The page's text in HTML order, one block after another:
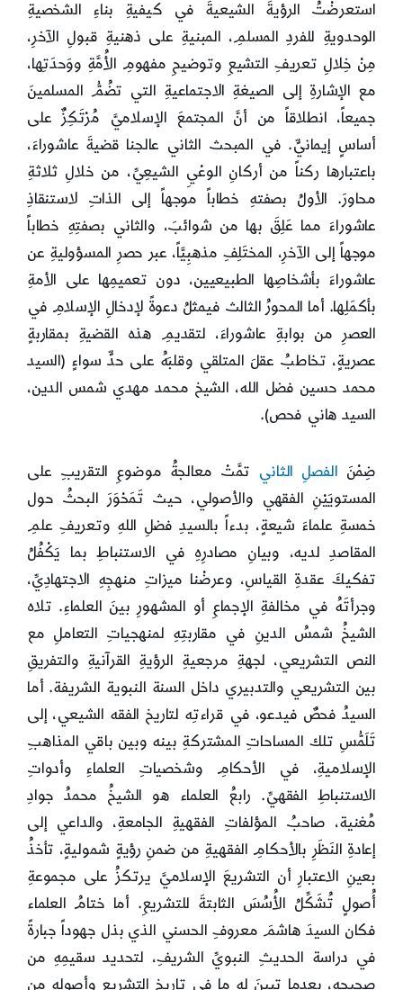
استعرضْتُ الرؤيةَ الشيعيةَ في كيفيةِ بناءِ الشخصيةِ
الوحدويةِ للفردِ المسلمِ، المبنيةِ على ذهنيةِ قبولِ الآخرِ،
مِنْ خِلالِ تعريفِ التشيعِ وتوضيحِ مفهومِ الأُمَّةِ ووَحدَتِها،
مع الإشارةِ إلى الصيغةِ الاجتماعيةِ التي تضُمُّ المسلمينَ
جميعاً، انطلاقاً من أنَّ المجتمعَ الإسلاميَّ مُرْتَكِزٌ على
أساسٍ إيمانيٍّ. في المبحث الثاني عالجنا قضيةَ عاشوراءَ،
باعتبارها ركناً من أركانِ الوعْيِ الشيعِيِّ، من خلالِ ثلاثةِ
محاورَ. الأولُ بصفتهِ خطاباً موجهاً إلى الذاتِ لاستنقاذِ
عاشوراءَ مما عَلِقَ بها من شوائبَ، والثاني بصفتِهِ خطاباً
موجهاً إلى الآخرِ، المختَلِفِ مذهبِيَّاً، عبر حصرِ المسؤوليةِ عن
عاشوراءَ بأشخاصِها الطبيعيين، دون تعميمِها على الأمةِ
بأكمَلِها. أما المحورُ الثالث فيمثلُ دعوةً لإدخالِ الإسلامِ في
العصرِ من بوابةِ عاشوراءَ، لتقديمِ هذه القضيةِ بمقاربةٍ
عصريةٍ، تخاطبُ عقلَ المتلقي وقلبَهُ على حدٍّ سواءٍ (السيد
محمد حسين فضل الله، الشيخ محمد مهدي شمس الدين،
السيد هاني فحص).
ضِمْنَ الفصلِ الثاني تمَّتْ معالجةُ موضوعِ التقريبِ على
المستويَيْنِ الفقهي والأصولي، حيث تَمَحْوَرَ البحثُ حول
خمسةِ علماءَ شيعةٍ، بدءاً بالسيدِ فضلِ اللهِ وتعريفِ علمِ
المقاصدِ لديه، وبيانِ مصادرِهِ في الاستنباطِ بما يَكْفُلُ
تفكيكَ عقدةِ القياسِ، وعرضْنا ميزاتِ منهجِهِ الاجتهادِيِّ،
وجرأتَهُ في مخالفةِ الإجماعِ أو المشهورِ بينَ العلماءِ. تلاه
الشيخُ شمسُ الدينِ في مقاربتِهِ لمنهجياتِ التعاملِ مع
النص التشريعي، لجهةِ مرجعيةِ الرؤيةِ القرآنيةِ والتفريقِ
بين التشريعي والتدبيري داخل السنة النبوية الشريفة. أما
السيدُ فحصٌ فيدعو، في قراءتِه لتاريخ الفقه الشيعي، إلى
تَلَمُّسِ تلك المساحاتِ المشتركةِ بينه وبين باقي المذاهبِ
الإسلاميةِ، في الأحكامِ وشخصياتِ العلماءِ وأدواتِ
الاستنباطِ الفقهيِّ. رابعُ العلماء هو الشيخُ محمدُ جوادِ
مُغنية، صاحبُ المؤلفاتِ الفقهيةِ الجامعةِ، والداعي إلى
إعادةِ النَظَرِ بالأحكامِ الفقهيةِ من ضمنِ رؤيةٍ شموليةٍ، تأخذُ
بعينِ الاعتبارِ أن التشريعَ الإسلاميَّ يرتكزُ على مجموعةِ
أُصولٍ تُشَكِّلُ الأُسُسَ الثابتةَ للتشريعِ. أما ختامُ العلماء
فكان السيدَ هاشمَ معروفِ الحسني الذي بذل جهوداً جبارةً
في دراسة الحديثِ النبويِّ الشريفِ، لتحديد سقيمِهِ من
صحيحِهِ، بعدما تبينَ له ما في تاريخِ التشريعِ وأصولِهِ من